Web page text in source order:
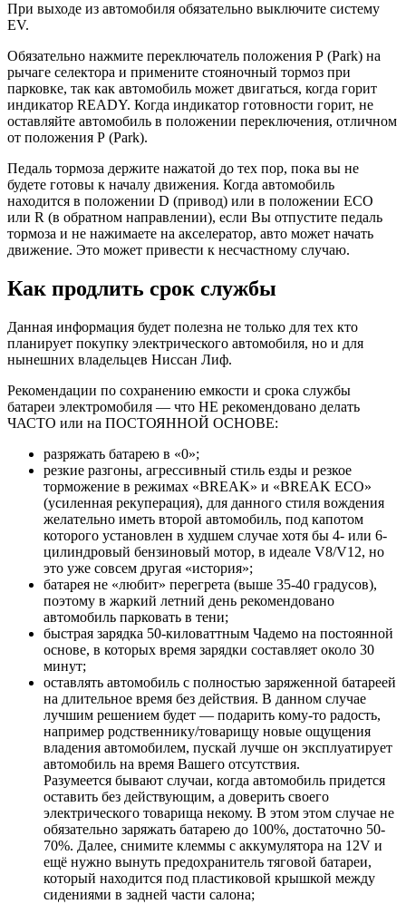
При выходе из автомобиля обязательно выключите систему
EV.
Обязательно нажмите переключатель положения Р (Park) на
рычаге селектора и примените стояночный тормоз при
парковке, так как автомобиль может двигаться, когда горит
индикатор READY. Когда индикатор готовности горит, не
оставляйте автомобиль в положении переключения, отличном
от положения Р (Park).
Педаль тормоза держите нажатой до тех пор, пока вы не
будете готовы к началу движения. Когда автомобиль
находится в положении D (привод) или в положении ECO
или R (в обратном направлении), если Вы отпустите педаль
тормоза и не нажимаете на акселератор, авто может начать
движение. Это может привести к несчастному случаю.
Как продлить срок службы
Данная информация будет полезна не только для тех кто
планирует покупку электрического автомобиля, но и для
нынешних владельцев Ниссан Лиф.
Рекомендации по сохранению емкости и срока службы
батареи электромобиля — что НЕ рекомендовано делать
ЧАСТО или на ПОСТОЯННОЙ ОСНОВЕ:
разряжать батарею в «0»;
резкие разгоны, агрессивный стиль езды и резкое
торможение в режимах «BREAK» и «BREAK ECO»
(усиленная рекуперация), для данного стиля вождения
желательно иметь второй автомобиль, под капотом
которого установлен в худшем случае хотя бы 4- или 6-
цилиндровый бензиновый мотор, в идеале V8/V12, но
это уже совсем другая «история»;
батарея не «любит» перегрета (выше 35-40 градусов),
поэтому в жаркий летний день рекомендовано
автомобиль парковать в тени;
быстрая зарядка 50-киловаттным Чадемо на постоянной
основе, в которых время зарядки составляет около 30
минут;
оставлять автомобиль с полностью заряженной батареей
на длительное время без действия. В данном случае
лучшим решением будет — подарить кому-то радость,
например родственнику/товарищу новые ощущения
владения автомобилем, пускай лучше он эксплуатирует
автомобиль на время Вашего отсутствия.
Разумеется бывают случаи, когда автомобиль придется
оставить без действующим, а доверить своего
электрического товарища некому. В этом этом случае не
обязательно заряжать батарею до 100%, достаточно 50-
70%. Далее, снимите клеммы с аккумулятора на 12V и
ещё нужно вынуть предохранитель тяговой батареи,
который находится под пластиковой крышкой между
сидениями в задней части салона;